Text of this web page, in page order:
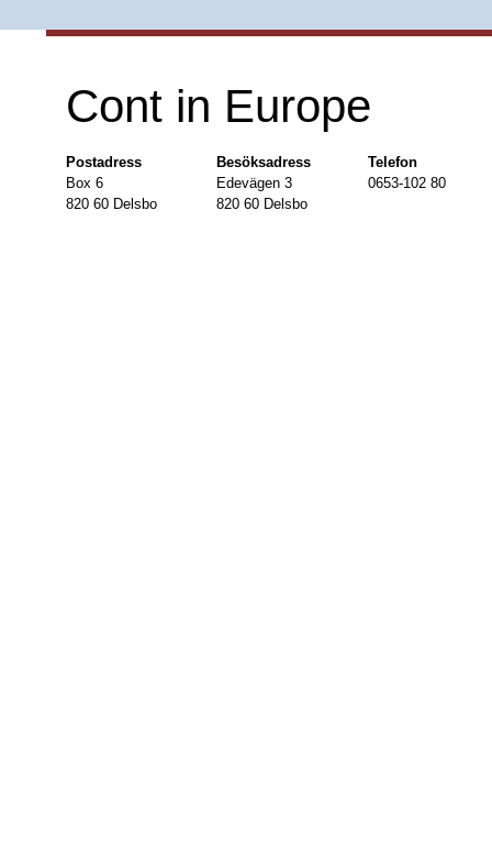
Cont in Europe
Postadress
Box 6
820 60 Delsbo
Besöksadress
Edevägen 3
820 60 Delsbo
Telefon
0653-102 80